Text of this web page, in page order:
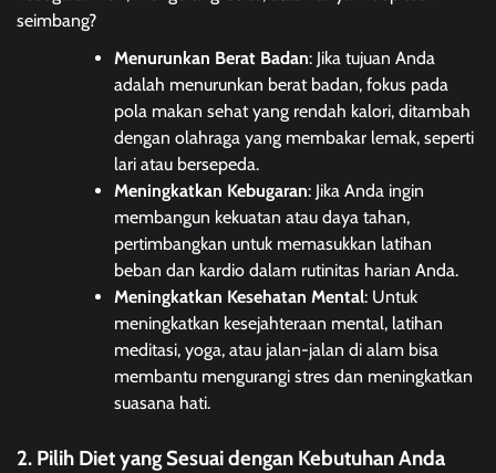
seimbang?
Menurunkan Berat Badan: Jika tujuan Anda
adalah menurunkan berat badan, fokus pada
pola makan sehat yang rendah kalori, ditambah
dengan olahraga yang membakar lemak, seperti
lari atau bersepeda.
Meningkatkan Kebugaran: Jika Anda ingin
membangun kekuatan atau daya tahan,
pertimbangkan untuk memasukkan latihan
beban dan kardio dalam rutinitas harian Anda.
Meningkatkan Kesehatan Mental: Untuk
meningkatkan kesejahteraan mental, latihan
meditasi, yoga, atau jalan-jalan di alam bisa
membantu mengurangi stres dan meningkatkan
suasana hati.
2. Pilih Diet yang Sesuai dengan Kebutuhan Anda